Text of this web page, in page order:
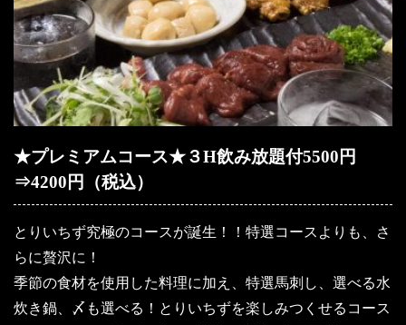
★プレミアムコース★３H飲み放題付5500円
⇒4200円（税込）
とりいちず究極のコースが誕生！！特選コースよりも、さ
らに贅沢に！
季節の食材を使用した料理に加え、特選馬刺し、選べる水
炊き鍋、〆も選べる！とりいちずを楽しみつくせるコース